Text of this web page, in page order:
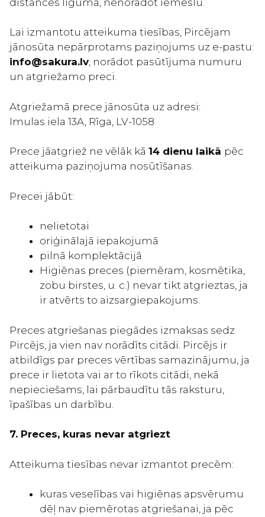
Lai izmantotu atteikuma tiesības, Pircējam
jānosūta nepārprotams paziņojums uz e-pastu:
info@sakura.lv, norādot pasūtījuma numuru
un atgriežamo preci.
Atgriežamā prece jānosūta uz adresi:
Imulas iela 13A, Rīga, LV-1058
Prece jāatgriež ne vēlāk kā 14 dienu laikā pēc
atteikuma paziņojuma nosūtīšanas.
Precei jābūt:
nelietotai
oriģinālajā iepakojumā
pilnā komplektācijā
Higiēnas preces (piemēram, kosmētika,
zobu birstes, u. c.) nevar tikt atgrieztas, ja
ir atvērts to aizsargiepakojums.
Preces atgriešanas piegādes izmaksas sedz
Pircējs, ja vien nav norādīts citādi. Pircējs ir
atbildīgs par preces vērtības samazinājumu, ja
prece ir lietota vai ar to rīkots citādi, nekā
nepieciešams, lai pārbaudītu tās raksturu,
īpašības un darbību.
7. Preces, kuras nevar atgriezt
Atteikuma tiesības nevar izmantot precēm:
kuras veselības vai higiēnas apsvērumu
dēļ nav piemērotas atgriešanai, ja pēc